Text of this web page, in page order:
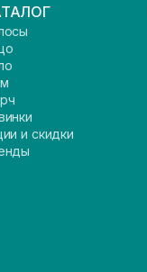
и скидки